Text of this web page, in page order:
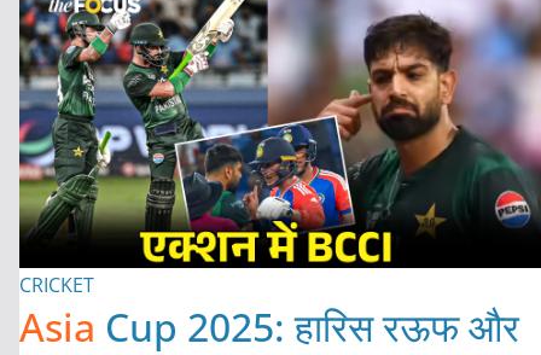
CRICKET
Asia Cup 2025: हारिस रऊफ और